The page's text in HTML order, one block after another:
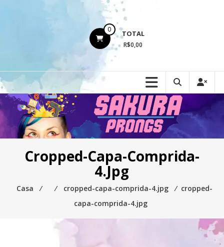
0 TOTAL
R$0,00
Cropped-Capa-Comprida-
4.jpg
Casa ⁄ ⁄ cropped-capa-comprida-4.jpg ⁄ cropped-
capa-comprida-4.jpg